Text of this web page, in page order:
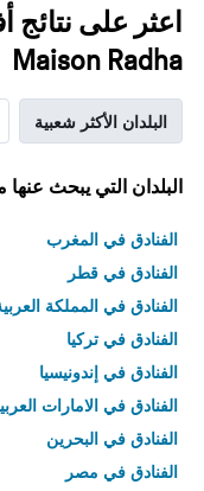
Maison Radha
البلدان الأكثر شعبية
البلدان التي يبحث
الفنادق في المغرب
الفنادق في قطر
الفنادق في المملكة
الفنادق في تركيا
الفنادق في إندونيسيا
الفنادق في الامارات
الفنادق في البحرين
الفنادق في مصر